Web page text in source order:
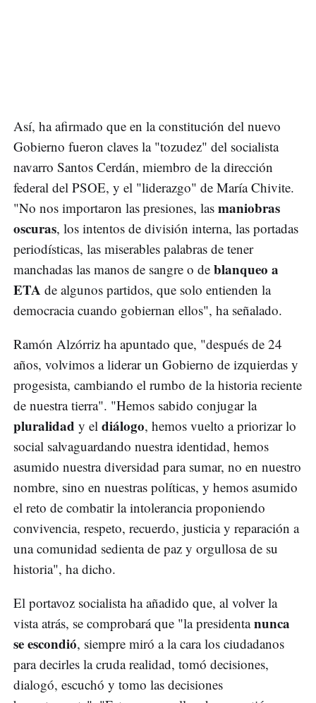
Así, ha afirmado que en la constitución del nuevo
Gobierno fueron claves la "tozudez" del socialista
navarro Santos Cerdán, miembro de la dirección
federal del PSOE, y el "liderazgo" de María Chivite.
"No nos importaron las presiones, las maniobras
oscuras, los intentos de división interna, las portadas
periodísticas, las miserables palabras de tener
manchadas las manos de sangre o de blanqueo a
ETA de algunos partidos, que solo entienden la
democracia cuando gobiernan ellos", ha señalado.
Ramón Alzórriz ha apuntado que, "después de 24
años, volvimos a liderar un Gobierno de izquierdas y
progesista, cambiando el rumbo de la historia reciente
de nuestra tierra". "Hemos sabido conjugar la
pluralidad y el diálogo, hemos vuelto a priorizar lo
social salvaguardando nuestra identidad, hemos
asumido nuestra diversidad para sumar, no en nuestro
nombre, sino en nuestras políticas, y hemos asumido
el reto de combatir la intolerancia proponiendo
convivencia, respeto, recuerdo, justicia y reparación a
una comunidad sedienta de paz y orgullosa de su
historia", ha dicho.
El portavoz socialista ha añadido que, al volver la
vista atrás, se comprobará que "la presidentanunca
se escondió, siempre miró a la cara los ciudadanos
para decirles la cruda realidad, tomó decisiones,
dialogó, escuchó y tomo las decisiones